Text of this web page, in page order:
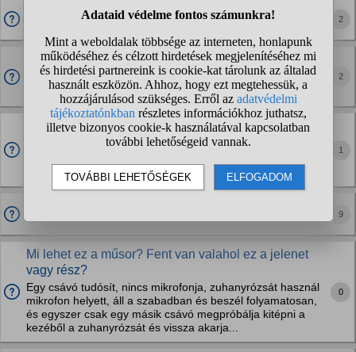
Ki a legjobb jelenlegi hírbemondó
2
A TV2 és az RTL híradóban már szinte csak
gyilkosságokról tudnak beszélni?
Igaz már kevesebb mint egy vagy két éve de még így is sok.
2
Szerintetek is sokkal jobb volt a mai híradó és az aktív
a TV2-n mint a Tények és a Tények Plusz?
(nyilván nem a Pachmann) és nem propagandát tolnak.
1
9
Mi lehet ez a műsor? Fent van valahol ez a jelenet
vagy rész?
Egy csávó tudósít, nincs mikrofonja, zuhanyrózsát használ
mikrofon helyett, áll a szabadban és beszél folyamatosan,
és egyszer csak egy másik csávó megpróbálja kitépni a
kezéből a zuhanyrózsát és vissza akarja...
0